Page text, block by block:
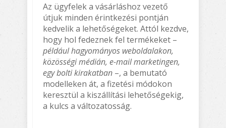
Az ügyfelek a vásárláshoz vezető
útjuk minden érintkezési pontján
kedvelik a lehetőségeket. Attól kezdve,
hogy hol fedeznek fel termékeket –
például hagyományos weboldalakon,
közösségi médián, e-mail marketingen,
egy bolti kirakatban –, a bemutató
modelleken át, a fizetési módokon
keresztül a kiszállítási lehetőségekig,
a kulcs a változatosság.